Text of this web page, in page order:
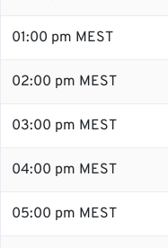
01:00 pm MEST
02:00 pm MEST
03:00 pm MEST
04:00 pm MEST
05:00 pm MEST